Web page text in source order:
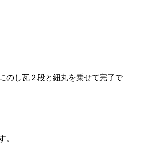
のし瓦２段と紐丸を乗せて完了で
。